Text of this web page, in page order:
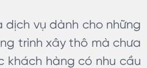
dịch vụ dành cho những
trình xây thô mà chưa
khách hàng có nhu cầu